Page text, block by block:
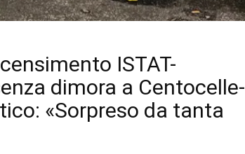
ISTAT-
dimora a Centocelle-
«Sorpreso da tanta